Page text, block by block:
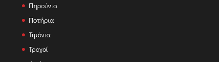
Πηρούνια
Ποτήρια
Τιμόνια
Τροχοί